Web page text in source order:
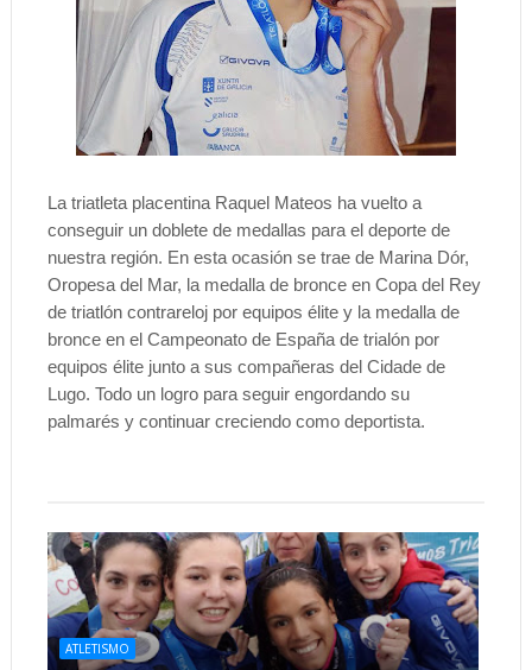
La triatleta placentina Raquel Mateos ha vuelto a
conseguir un doblete de medallas para el deporte de
nuestra región. En esta ocasión se trae de Marina Dór,
Oropesa del Mar, la medalla de bronce en Copa del Rey
de triatlón contrareloj por equipos élite y la medalla de
bronce en el Campeonato de España de trialón por
equipos élite junto a sus compañeras del Cidade de
Lugo. Todo un logro para seguir engordando su
palmarés y continuar creciendo como deportista.
ATLETISMO